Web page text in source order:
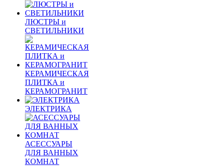
ЛЮСТРЫ и
СВЕТИЛЬНИКИ
КЕРАМИЧЕСКАЯ
ПЛИТКА и
КЕРАМОГРАНИТ
ЭЛЕКТРИКА
АСЕССУАРЫ
ДЛЯ ВАННЫХ
КОМНАТ